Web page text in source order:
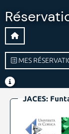
MES
JACES: